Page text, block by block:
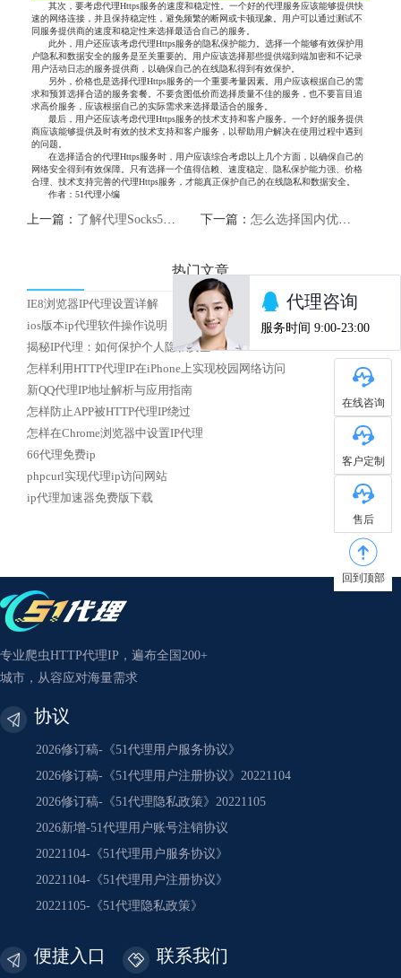
其次，要考虑代理Https服务的速度和稳定性。一个好的代理服务应该能够提供快
速的网络连接，并且保持稳定性，避免频繁的断网或卡顿现象。用户可以通过测试不
同服务提供商的速度和稳定性来选择最适合自己的服务。
此外，用户还应该考虑代理Https服务的隐私保护能力。选择一个能够有效保护用
户隐私和数据安全的服务是至关重要的。用户应该选择那些提供端到端加密和不记录
用户活动日志的服务提供商，以确保自己的在线隐私得到有效保护。
另外，价格也是选择代理Https服务的一个重要考量因素。用户应该根据自己的需
求和预算选择合适的服务套餐。不要贪图低价而选择质量不佳的服务，也不要盲目追
求高价服务，应该根据自己的实际需求来选择最适合的服务。
最后，用户还应该考虑代理Https服务的技术支持和客户服务。一个好的服务提供
商应该能够提供及时有效的技术支持和客户服务，以帮助用户解决在使用过程中遇到
的问题。
在选择适合的代理Https服务时，用户应该综合考虑以上几个方面，以确保自己的
网络安全得到有效保障。只有选择一个值得信赖、速度稳定、隐私保护能力强、价格
合理、技术支持完善的代理Https服务，才能真正保护自己的在线隐私和数据安全。
作者：51代理小编
上一篇： 了解代理Socks5：保护网络隐私，提升上网安全 下一篇： 怎么选择国内优质HTTP代理IP
热门文章
IE8浏览器IP代理设置详解
ios版本ip代理软件操作说明
揭秘IP代理：如何保护个人隐私安全？
怎样利用HTTP代理IP在iPhone上实现校园网络访问
新QQ代理IP地址解析与应用指南
怎样防止APP被HTTP代理IP绕过
怎样在Chrome浏览器中设置IP代理
66代理免费ip
phpcurl实现代理ip访问网站
ip代理加速器免费版下载
在线咨询
客户定制
售后
回到顶部
专业爬虫HTTP代理IP，遍布全国200+
城市，从容应对海量需求
协议
2026修订稿-《51代理用户服务协议》
2026修订稿-《51代理用户注册协议》20221104
2026修订稿-《51代理隐私政策》20221105
2026新增-51代理用户账号注销协议
20221104-《51代理用户服务协议》
20221104-《51代理用户注册协议》
20221105-《51代理隐私政策》
便捷入口 联系我们